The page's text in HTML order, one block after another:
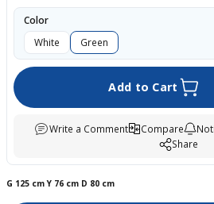
Color
White
Green
Add to Cart
Write a Comment Compare
Share
G 125 cmY 76 cm D 80 cm